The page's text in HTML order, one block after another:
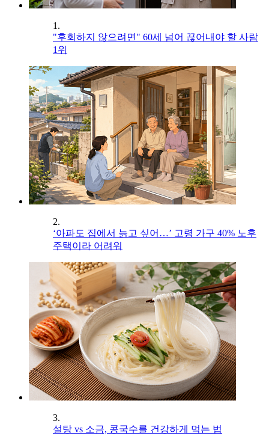
1.
"후회하지 않으려면" 60세 넘어 끊어내야 할 사람
1위
2.
‘아파도 집에서 늙고 싶어…’ 고령 가구 40% 노후
주택이라 어려워
3.
설탕 vs 소금, 콩국수를 건강하게 먹는 법